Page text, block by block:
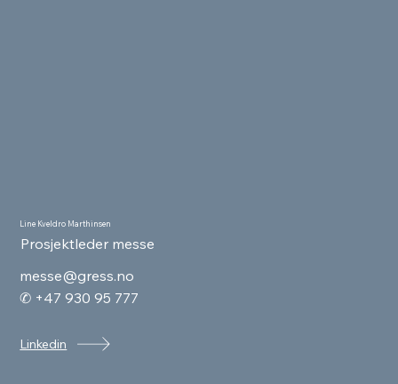
Line Kveldro Marthinsen
Prosjektleder messe
Linkedin
messe@gress.no
✆ +47 930 95 777